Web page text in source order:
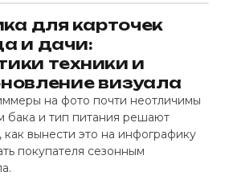
для карточек
и дачи:
техники и
визуала
на фото почти неотличимы
бака и тип питания решают
вынести это на инфографику
покупателя сезонным